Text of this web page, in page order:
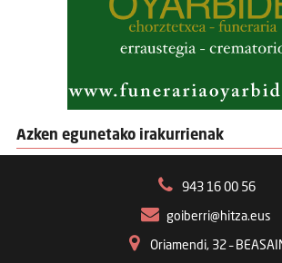
Azken egunetako irakurrienak
943 16 00 56
goiberri@hitza.eus
Oriamendi, 32 –